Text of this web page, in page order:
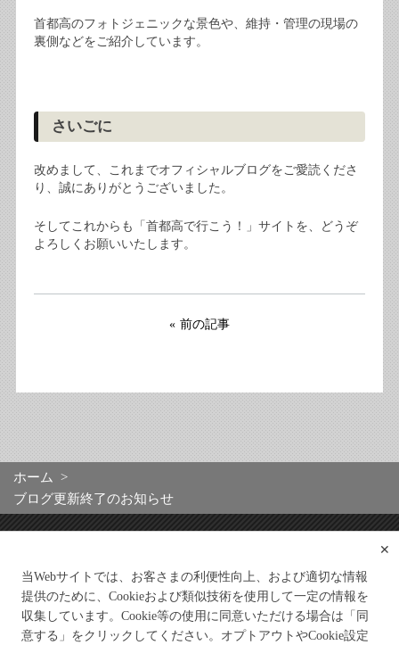
首都高のフォトジェニックな景色や、維持・管理の現場の
裏側などをご紹介しています。
さいごに
改めまして、これまでオフィシャルブログをご愛読くださ
り、誠にありがとうございました。
そしてこれからも「首都高で行こう！」サイトを、どうぞ
よろしくお願いいたします。
前の記事
ホーム
ブログ更新終了のお知らせ
当Webサイトでは、お客さまの利便性向上、および適切な情報
提供のために、Cookieおよび類似技術を使用して一定の情報を
収集しています。Cookie等の使用に同意いただける場合は「同
意する」をクリックしてください。オプトアウトやCookie設定
✕